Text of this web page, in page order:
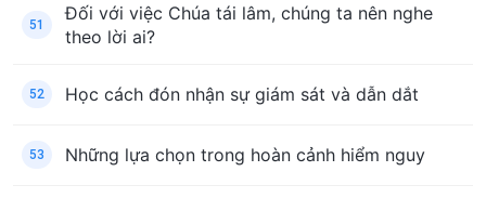
51
Đối với việc Chúa tái lâm, chúng ta nên nghe
theo lời ai?
52 Học cách đón nhận sự giám sát và dẫn dắt
53 Những lựa chọn trong hoàn cảnh hiểm nguy